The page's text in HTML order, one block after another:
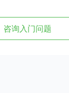
咨询入门问题